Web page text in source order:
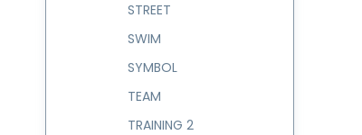
STREET
SWIM
SYMBOL
TEAM
TRAINING 2